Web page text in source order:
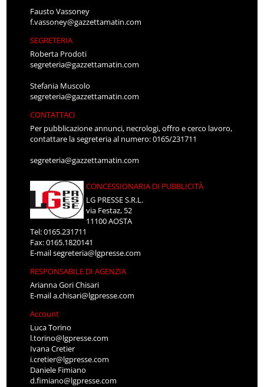
Fausto Vassoney
f.vassoney@gazzettamatin.com
SEGRETERIA
Roberta Prodoti
segreteria@gazzettamatin.com
Stefania Muscolo
segreteria@gazzettamatin.com
CONTATTACI
Per pubblicazione annunci, necrologi, offro e cerco lavoro,
contattare la segreteria al numero: 0165/231711
segreteria@gazzettamatin.com
CONCESSIONARIA DI PUBBLICITÀ
LG PRESSE S.R.L.
via Festaz, 52
11100 AOSTA
Tel: 0165.231711
Fax: 0165.1820141
E-mailsegreteria@lgpresse.com
RESPONSABILE DI AGENZIA
Arianna Gori Chisari
E-maila.chisari@lgpresse.com
Account
Luca Torino
l.torino@lgpresse.com
Ivana Cretier
i.cretier@lgpresse.com
Daniele Fimiano
d.fimiano@lgpresse.com